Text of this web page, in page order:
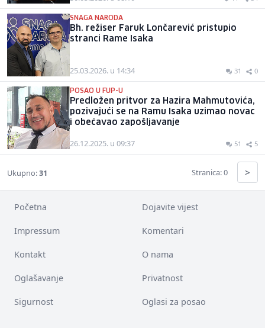
SNAGA NARODA
Bh. režiser Faruk Lončarević pristupio
stranci Rame Isaka
25.03.2026. u 14:34 31 0
POSAO U FUP-U
Predložen pritvor za Hazira Mahmutovića,
pozivajući se na Ramu Isaka uzimao novac
i obećavao zapošljavanje
26.12.2025. u 09:37 51 5
Ukupno:31 Stranica: 0 >
Početna Dojavite vijest
Impressum Komentari
Kontakt O nama
Oglašavanje Privatnost
Sigurnost Oglasi za posao